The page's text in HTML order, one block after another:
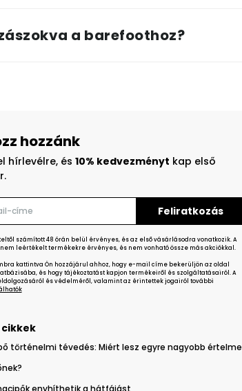
a barefoothoz?
hozzánk
hírlevélre, és 10% kedvezményt kap első
számított 48 órán belül érvényes, és az első vásárlásodra vonatkozik. A
leértékelt termékekre érvényes, és nem vonható össze más akciókkal.
kattintva Ön hozzájárul ahhoz, hogy e-mail címe bekerüljön az oldal
és hogy tájékoztatást kapjon termékeiről és szolgáltatásairól. A
és védelméről, valamint az érintettek jogairól további
történelmi tévedés: Miért lesz egyre nagyobb értelme
enyhíthetik a hátfájást